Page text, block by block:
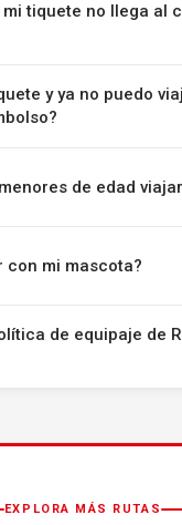
mi tiquete no llega al
y ya no puedo
de edad
con mi mascota?
de equipaje de
EXPLORA MÁS RUTAS